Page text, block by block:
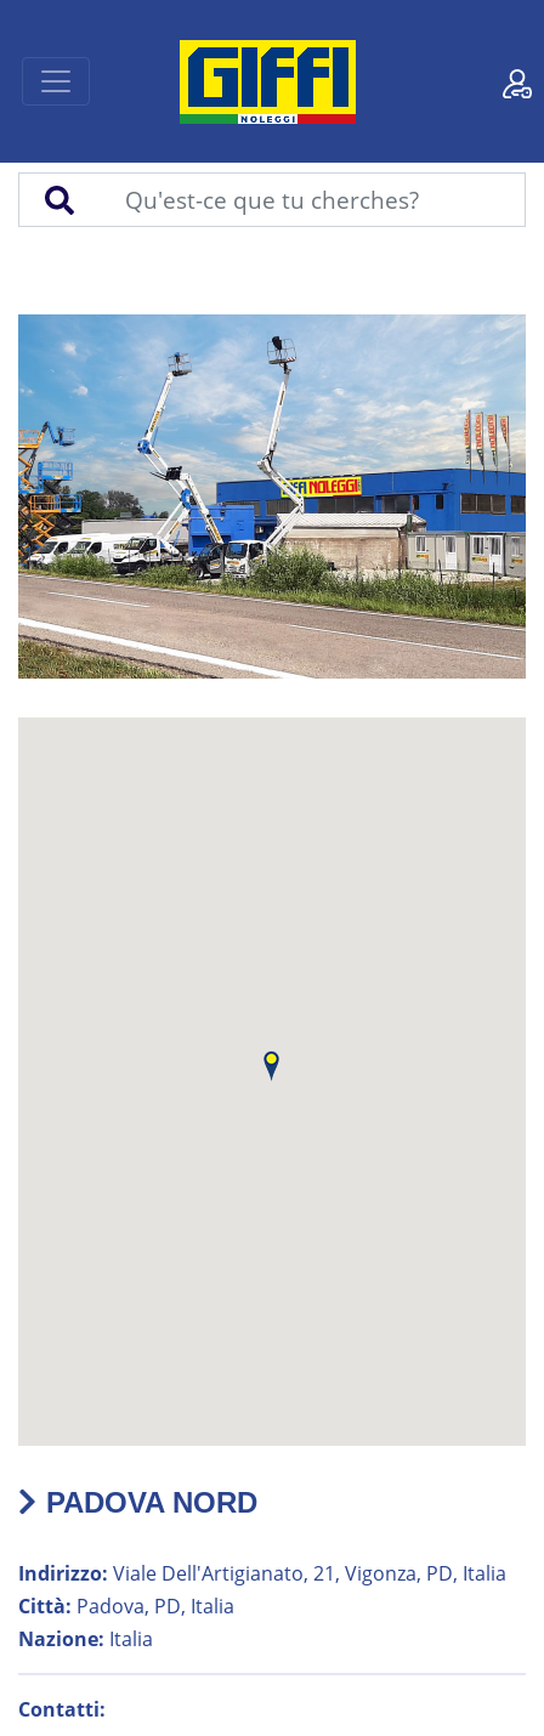
PADOVA NORD
Indirizzo: Viale Dell'Artigianato, 21, Vigonza, PD, Italia
Città: Padova, PD, Italia
Nazione: Italia
Contatti: